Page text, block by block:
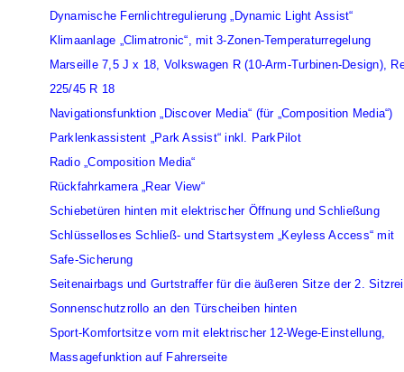
Dynamische Fernlichtregulierung „Dynamic Light Assist“
Klimaanlage „Climatronic“, mit 3-Zonen-Temperaturregelung
Marseille 7,5 J x 18, Volkswagen R (10-Arm-Turbinen-Design),
225/45 R 18
Navigationsfunktion „Discover Media“ (für „Composition Media“)
Parklenkassistent „Park Assist“ inkl. ParkPilot
Radio „Composition Media“
Rückfahrkamera „Rear View“
Schiebetüren hinten mit elektrischer Öffnung und Schließung
Schlüsselloses Schließ- und Startsystem „Keyless Access“ mit
Safe-Sicherung
Seitenairbags und Gurtstraffer für die äußeren Sitze der 2.
Sonnenschutzrollo an den Türscheiben hinten
Sport-Komfortsitze vorn mit elektrischer 12-Wege-Einstellung,
Massagefunktion auf Fahrerseite